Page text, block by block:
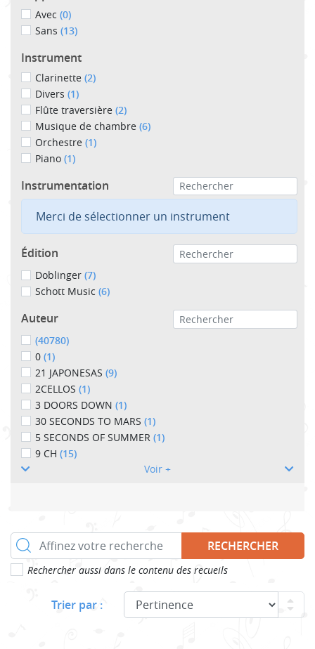
Avec (0)
Sans (13)
Instrument
Clarinette (2)
Divers (1)
Flûte traversière (2)
Musique de chambre (6)
Orchestre (1)
Piano (1)
Instrumentation
Merci de sélectionner un instrument
Édition
Doblinger (7)
Schott Music (6)
Auteur
(40780)
0 (1)
21 JAPONESAS (9)
2CELLOS (1)
3 DOORS DOWN (1)
30 SECONDS TO MARS (1)
5 SECONDS OF SUMMER (1)
9 CH (15)
Voir +
RECHERCHER
Rechercher aussi dans le contenu des recueils
Trier par :